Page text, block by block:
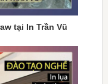
tại In Trần Vũ